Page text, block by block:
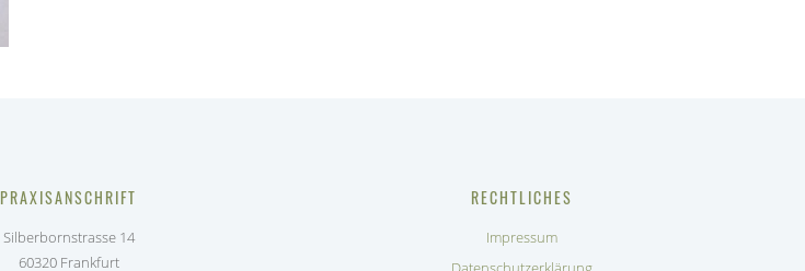
PRAXISANSCHRIFT
Silberbornstrasse 14
60320 Frankfurt
RECHTLICHES
Impressum